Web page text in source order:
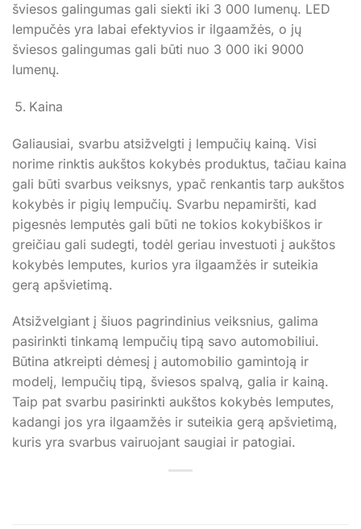
šviesos galingumas gali siekti iki 3 000 lumenų. LED
lempučės yra labai efektyvios ir ilgaamžės, o jų
šviesos galingumas gali būti nuo 3 000 iki 9000
lumenų.
Kaina
Galiausiai, svarbu atsižvelgti į lempučių kainą. Visi
norime rinktis aukštos kokybės produktus, tačiau kaina
gali būti svarbus veiksnys, ypač renkantis tarp aukštos
kokybės ir pigių lempučių. Svarbu nepamiršti, kad
pigesnės lemputės gali būti ne tokios kokybiškos ir
greičiau gali sudegti, todėl geriau investuoti į aukštos
kokybės lemputes, kurios yra ilgaamžės ir suteikia
gerą apšvietimą.
Atsižvelgiant į šiuos pagrindinius veiksnius, galima
pasirinkti tinkamą lempučių tipą savo automobiliui.
Būtina atkreipti dėmesį į automobilio gamintoją ir
modelį, lempučių tipą, šviesos spalvą, galia ir kainą.
Taip pat svarbu pasirinkti aukštos kokybės lemputes,
kadangi jos yra ilgaamžės ir suteikia gerą apšvietimą,
kuris yra svarbus vairuojant saugiai ir patogiai.